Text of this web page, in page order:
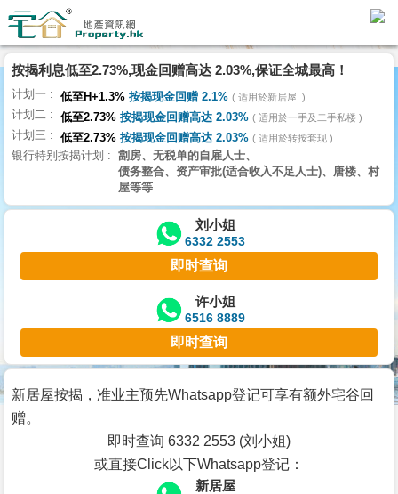
代
理
主
页
搵
楼/
交
业
主
宅
谷
按
按揭利息低至2.73%,现金回赠高达 2.03%,保证全城最高！
计划一 低至H+1.3% 按揭现金回赠 2.1% 适用於新居屋
计划二 低至2.73% 按揭现金回赠高达 2.03% 适用於一手及二手私楼
计划三 低至2.73% 按揭现金回赠高达 2.03% 适用於转按套现
银行特别按揭计划
劏房、无税单的自雇人士、
债务整合、资产审批(适合收入不足人士)、唐楼、村
屋等等
刘小姐
6332 2553
即时查询
许小姐
6516 8889
即时查询
新居屋按揭，准业主预先Whatsapp登记可享有额外宅谷回
赠。
即时查询 6332 2553 (刘小姐)
或直接Click以下Whatsapp登记：
新居屋